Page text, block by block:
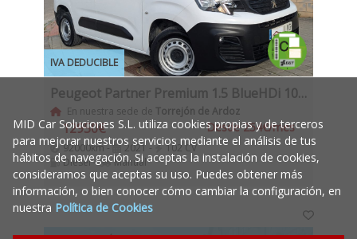
IVA DEDUCIBLE
Peugeot Partner Premium 1.5 BlueHDi 100Cv IVA y Garantía Incl Etiqueta C
En nuestra sede de Torrejón de Ardoz
12950€ Desde 254€/mes
92000km - 2021 -
102 CV
Diesel -
Manual
MID Car Soluciones S.L. utiliza cookies propias y de terceros
para mejorar nuestros servicios mediante el análisis de tus
hábitos de navegación. Si aceptas la instalación de cookies,
consideramos que aceptas su uso. Puedes obtener más
información, o bien conocer cómo cambiar la configuración, en
nuestra Política de Cookies